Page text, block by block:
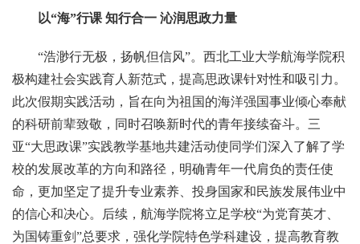
以“海”行课 知行合一 沁润思政力量
“浩渺行无极，扬帆但信风”。西北工业大学航海学院积
极构建社会实践育人新范式，提高思政课针对性和吸引力。
此次假期实践活动，旨在向为祖国的海洋强国事业倾心奉献
的科研前辈致敬，同时召唤新时代的青年接续奋斗。三
亚“大思政课”实践教学基地共建活动使同学们深入了解了学
校的发展改革的方向和路径，明确青年一代肩负的责任使
命，更加坚定了提升专业素养、投身国家和民族发展伟业中
的信心和决心。后续，航海学院将立足学校“为党育英才、
为国铸重剑”总要求，强化学院特色学科建设，提高教育教